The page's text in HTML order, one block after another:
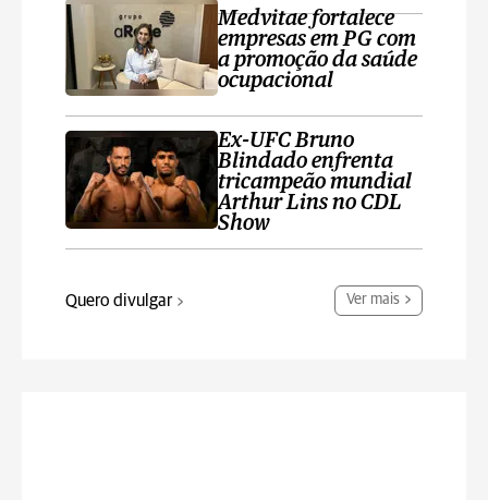
Medvitae fortalece
empresas em PG com
a promoção da saúde
ocupacional
Ex-UFC Bruno
Blindado enfrenta
tricampeão mundial
Arthur Lins no CDL
Show
Quero divulgar Ver mais